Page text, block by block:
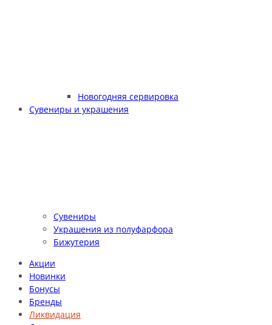
Новогодняя сервировка
Сувениры и украшения
Сувениры
Украшения из полуфарфора
Бижутерия
Акции
Новинки
Бонусы
Бренды
Ликвидация